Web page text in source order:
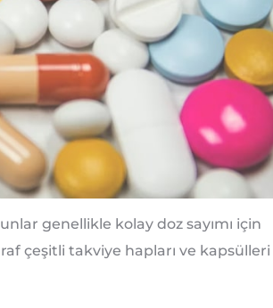
genellikle kolay doz sayımı için
çeşitli takviye hapları ve kapsülleri